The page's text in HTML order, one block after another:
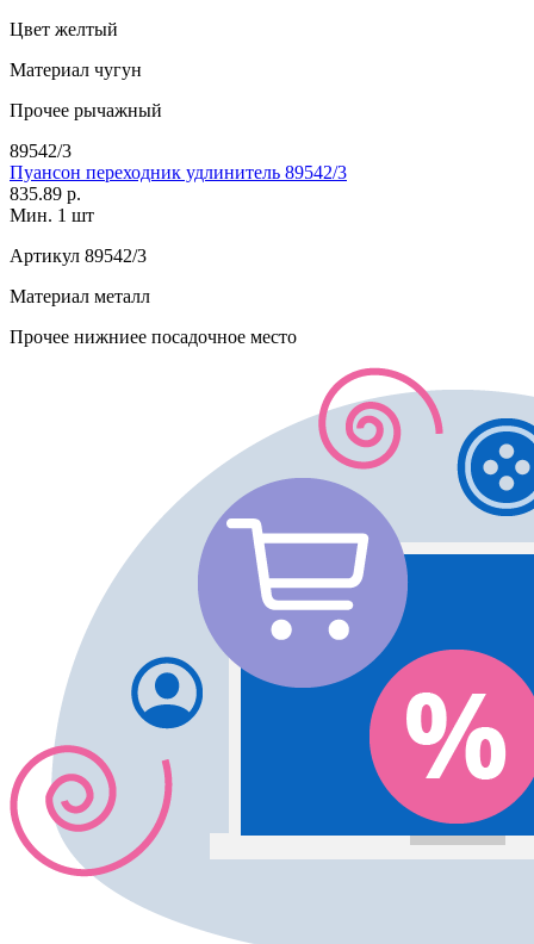
Цвет желтый
Материал чугун
Прочее рычажный
89542/3
Пуансон переходник удлинитель 89542/3
835.89 р.
Мин. 1 шт
Артикул 89542/3
Материал металл
Прочее нижниее посадочное место